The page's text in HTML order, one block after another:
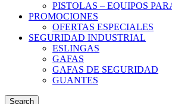
PISTOLAS – EQUIPOS
PROMOCIONES
OFERTAS ESPECIALES
SEGURIDAD INDUSTRIAL
ESLINGAS
GAFAS
GAFAS DE SEGURIDAD
GUANTES
Search